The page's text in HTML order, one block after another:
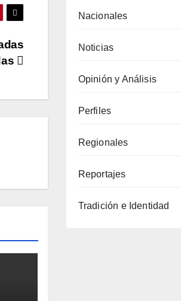
Nacionales
Noticias
Opinión y Análisis
Perfiles
Regionales
Reportajes
Tradición e Identidad